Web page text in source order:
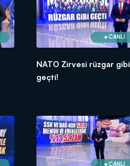
CANLI
NATO Zirvesi rüzgar gibi
geçti!
CANLI